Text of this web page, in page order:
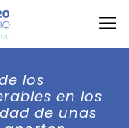
los
en los
de unas